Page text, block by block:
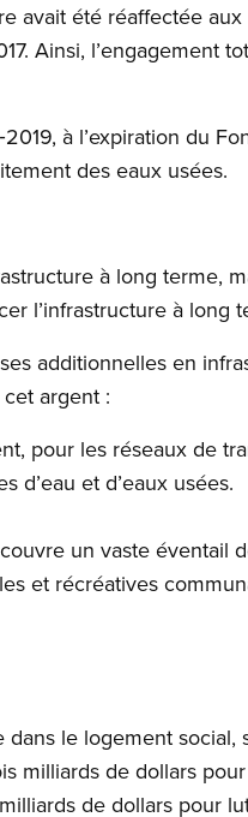
avait été réaffectée aux
Ainsi, l’engagement
à l’expiration du
des eaux usées.
à long terme,
l’infrastructure à long
additionnelles en
argent :
pour les réseaux de
d’eau et d’eaux usées.
un vaste éventail
et récréatives
dans le logement social,
milliards de dollars
de dollars pour